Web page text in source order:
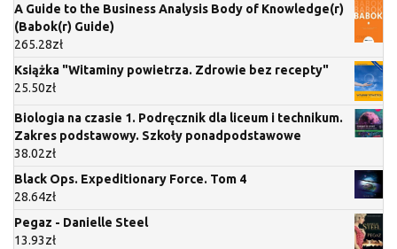
A Guide to the Business Analysis Body of Knowledge(r)
(Babok(r) Guide)
265.28zł
Książka "Witaminy powietrza. Zdrowie bez recepty"
25.50zł
Biologia na czasie 1. Podręcznik dla liceum i technikum.
Zakres podstawowy. Szkoły ponadpodstawowe
38.02zł
Black Ops. Expeditionary Force. Tom 4
28.64zł
Pegaz - Danielle Steel
13.93zł